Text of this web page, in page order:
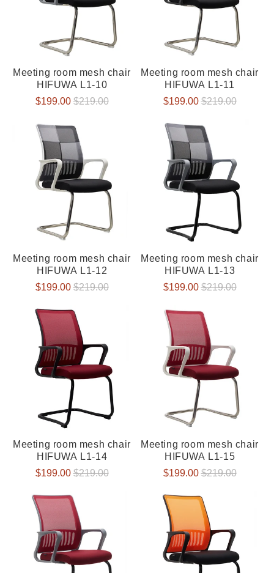
Meeting room mesh chair
HIFUWA L1-10
Verkaufspreis
$199.00 Normaler
$219.00
Meeting room mesh chair
HIFUWA L1-11
Verkaufspreis
$199.00 Normaler
$219.00
Meeting room mesh chair
HIFUWA L1-12
Verkaufspreis
$199.00 Normaler
$219.00
Meeting room mesh chair
HIFUWA L1-13
Verkaufspreis
$199.00 Normaler
$219.00
Meeting room mesh chair
HIFUWA L1-14
Verkaufspreis
$199.00 Normaler
$219.00
Meeting room mesh chair
HIFUWA L1-15
Verkaufspreis
$199.00 Normaler
$219.00